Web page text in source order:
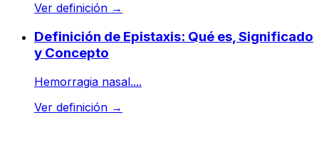
Ver definición →
Definición de Epistaxis: Qué es, Significado
y Concepto
Hemorragia nasal....
Ver definición →